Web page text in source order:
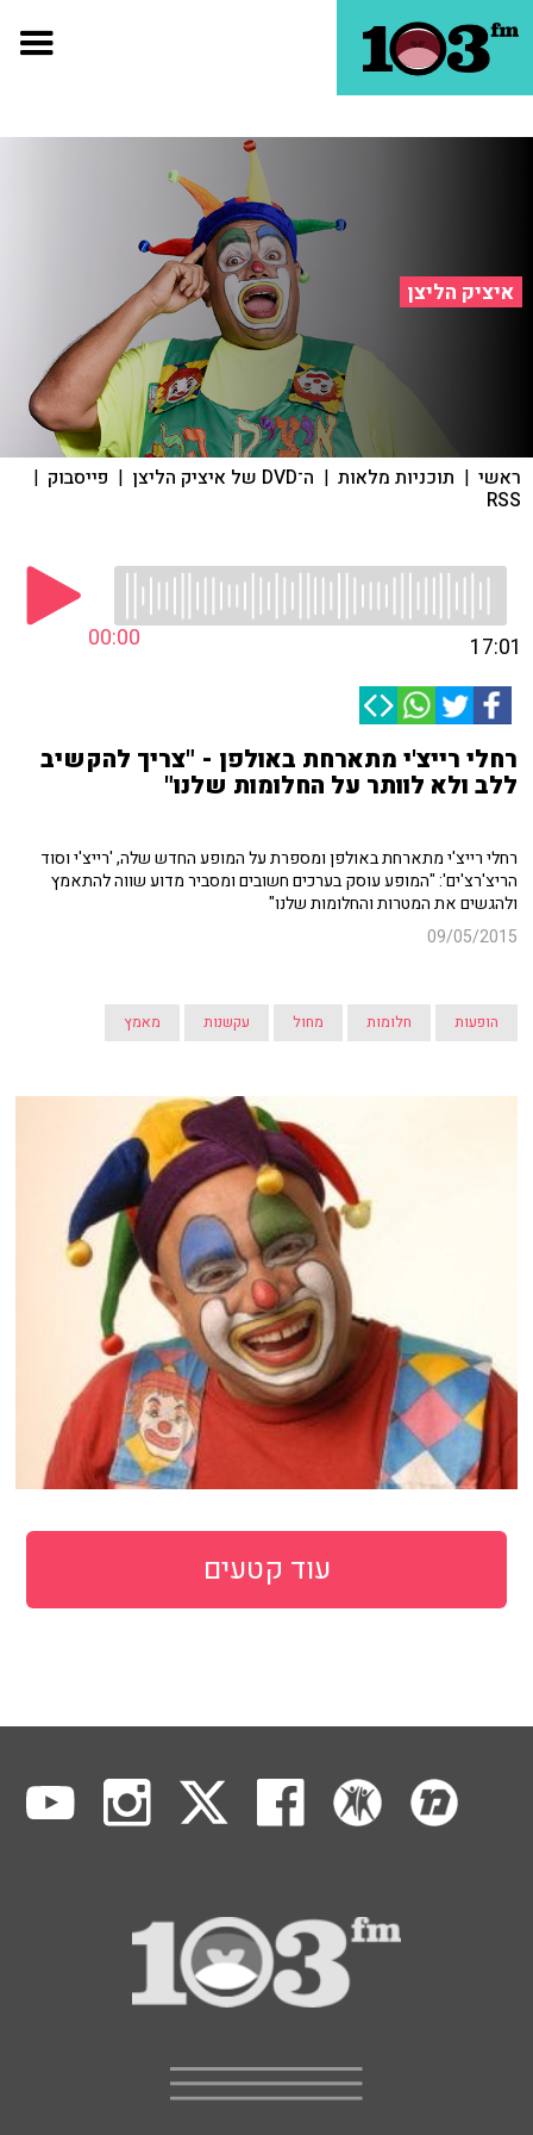
איציק הליצן
ראשי | תוכניות מלאות | ה־DVD של איציק הליצן | פייסבוק |
RSS
00:00 17:01
רחלי רייצ'י מתארחת באולפן - "צריך להקשיב
ללב ולא לוותר על החלומות שלנו"
רחלי רייצ'י מתארחת באולפן ומספרת על המופע החדש שלה, 'רייצ'י וסוד
הריצ'רצ'ים': "המופע עוסק בערכים חשובים ומסביר מדוע שווה להתאמץ
ולהגשים את המטרות והחלומות שלנו"
09/05/2015
הופעות חלומות מחול עקשנות מאמץ
עוד קטעים